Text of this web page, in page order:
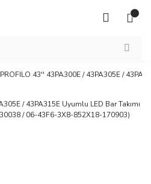
PROFILO 43'' 43PA300E / 43PA305E /